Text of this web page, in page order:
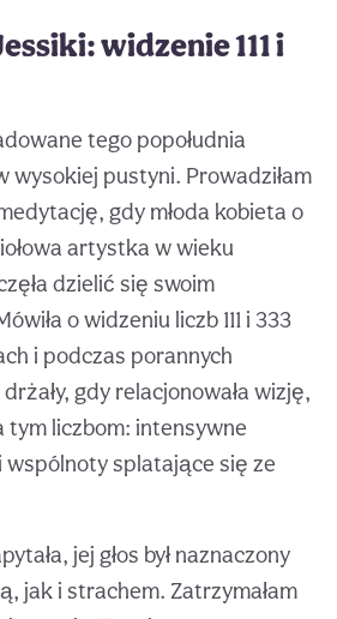
widzenie 111 i
tego popołudnia
wysokiej pustyni. Prowadziłam
gdy młoda kobieta o
artystka w wieku
dzielić się swoim
o widzeniu liczb 111 i 333
i podczas porannych
gdy relacjonowała wizję,
tym liczbom: intensywne
wspólnoty splatające się ze
jej głos był naznaczony
jak i strachem. Zatrzymałam